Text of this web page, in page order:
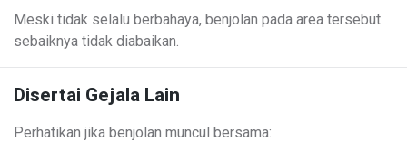
Meski tidak selalu berbahaya, benjolan pada area tersebut
sebaiknya tidak diabaikan.
Disertai Gejala Lain
Perhatikan jika benjolan muncul bersama: